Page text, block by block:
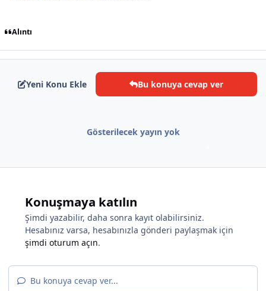
Alıntı
Yeni Konu Ekle Bu konuya cevap ver
Gösterilecek yayın yok
Konuşmaya katılın
Şimdi yazabilir, daha sonra kayıt olabilirsiniz.
Hesabınız varsa, hesabınızla gönderi paylaşmak için
şimdi oturum açın.
Bu konuya cevap ver...